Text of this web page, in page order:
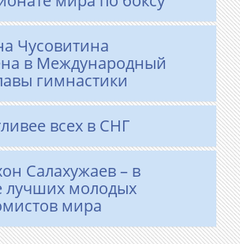
Чусовитина
в Международный
гимнастики
всех в СНГ
Салахужаев – в
лучших молодых
мира